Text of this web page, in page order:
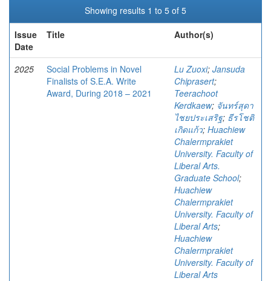
Showing results 1 to 5 of 5
Issue
Date
Title Author(s)
2025
Social Problems in Novel
Finalists of S.E.A. Write
Award, During 2018 – 2021
Lu Zuoxi; Jansuda
Chiprasert;
Teerachoot
Kerdkaew; จันทร์สุดา
ไชยประเสริฐ; ธีรโชติ
เกิดแก้ว; Huachiew
Chalermprakiet
University. Faculty of
Liberal Arts.
Graduate School;
Huachiew
Chalermprakiet
University. Faculty of
Liberal Arts;
Huachiew
Chalermprakiet
University. Faculty of
Liberal Arts